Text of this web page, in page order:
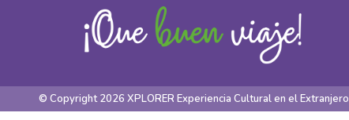
© Copyright 2026 XPLORER Experiencia Cultural en el Extranjero